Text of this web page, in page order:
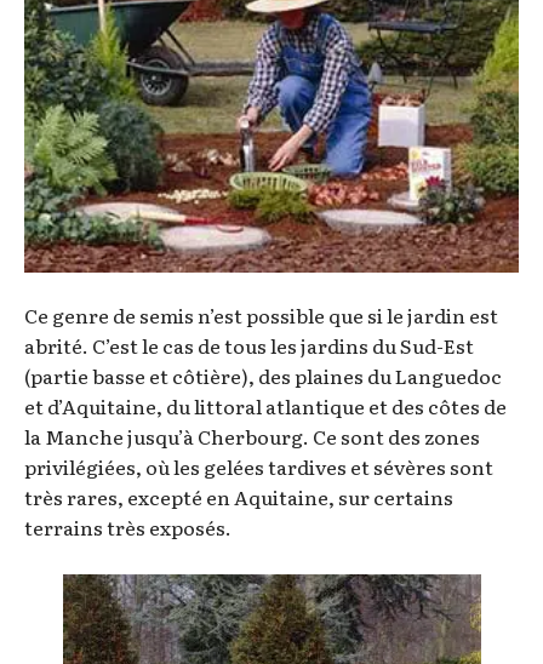
Ce genre de semis n’est possible que si le jardin est
abrité. C’est le cas de tous les jardins du Sud-Est
(partie basse et côtière), des plaines du Languedoc
et d’Aquitaine, du littoral atlantique et des côtes de
la Manche jusqu’à Cherbourg. Ce sont des zones
privilégiées, où les gelées tardives et sévères sont
très rares, excepté en Aquitaine, sur certains
terrains très exposés.